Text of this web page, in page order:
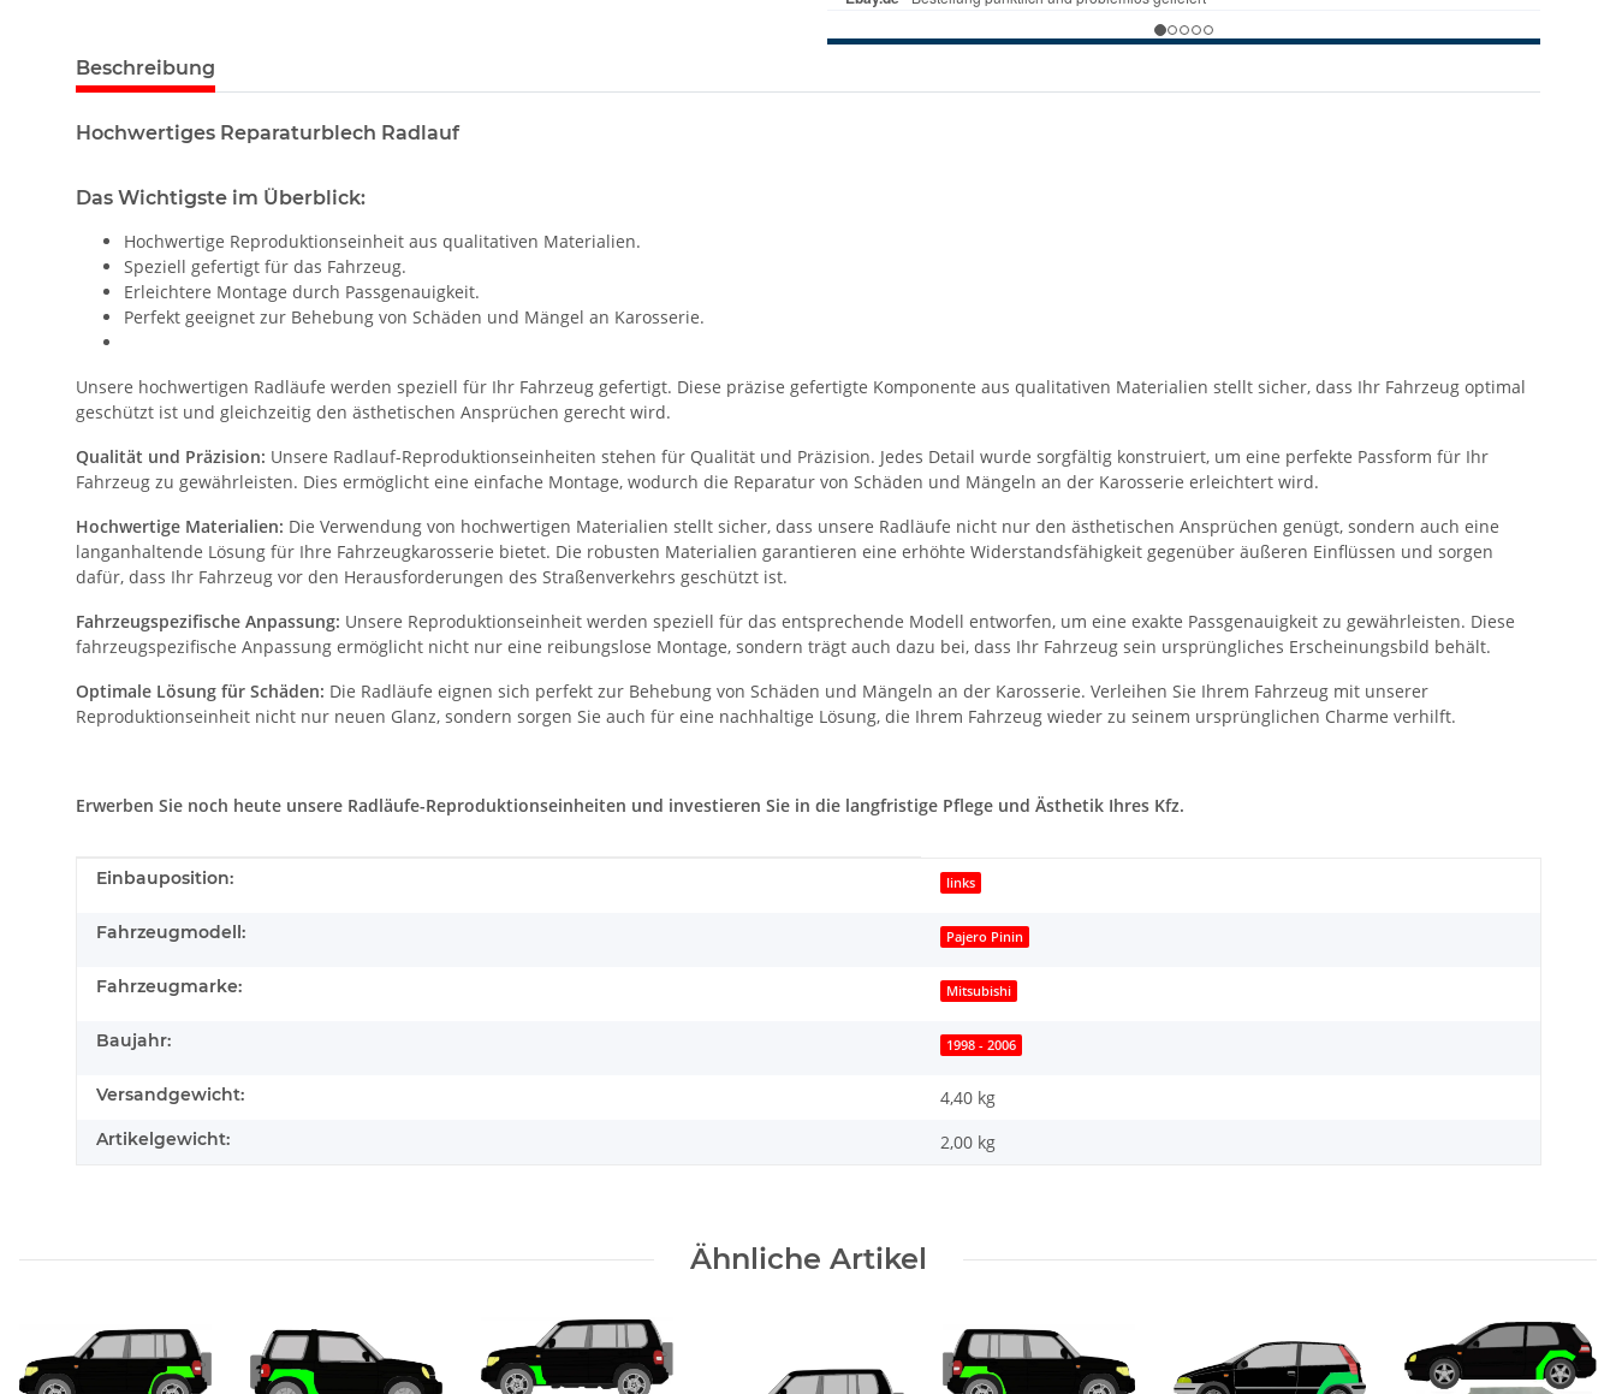
Beschreibung
Hochwertiges Reparaturblech Radlauf
Das Wichtigste im Überblick:
Hochwertige Reproduktionseinheit aus qualitativen Materialien.
Speziell gefertigt für das Fahrzeug.
Erleichtere Montage durch Passgenauigkeit.
Perfekt geeignet zur Behebung von Schäden und Mängel an Karosserie.
Unsere hochwertigen Radläufe werden speziell für Ihr Fahrzeug gefertigt. Diese präzise gefertigte Komponente aus qualitativen Materialien stellt sicher, dass Ihr Fahrzeug optimal
geschützt ist und gleichzeitig den ästhetischen Ansprüchen gerecht wird.
Qualität und Präzision: Unsere Radlauf-Reproduktionseinheiten stehen für Qualität und Präzision. Jedes Detail wurde sorgfältig konstruiert, um eine perfekte Passform für Ihr
Fahrzeug zu gewährleisten. Dies ermöglicht eine einfache Montage, wodurch die Reparatur von Schäden und Mängeln an der Karosserie erleichtert wird.
Hochwertige Materialien: Die Verwendung von hochwertigen Materialien stellt sicher, dass unsere Radläufe nicht nur den ästhetischen Ansprüchen genügt, sondern auch eine
langanhaltende Lösung für Ihre Fahrzeugkarosserie bietet. Die robusten Materialien garantieren eine erhöhte Widerstandsfähigkeit gegenüber äußeren Einflüssen und sorgen
dafür, dass Ihr Fahrzeug vor den Herausforderungen des Straßenverkehrs geschützt ist.
Fahrzeugspezifische Anpassung: Unsere Reproduktionseinheit werden speziell für das entsprechende Modell entworfen, um eine exakte Passgenauigkeit zu gewährleisten. Diese
fahrzeugspezifische Anpassung ermöglicht nicht nur eine reibungslose Montage, sondern trägt auch dazu bei, dass Ihr Fahrzeug sein ursprüngliches Erscheinungsbild behält.
Optimale Lösung für Schäden: Die Radläufe eignen sich perfekt zur Behebung von Schäden und Mängeln an der Karosserie. Verleihen Sie Ihrem Fahrzeug mit unserer
Reproduktionseinheit nicht nur neuen Glanz, sondern sorgen Sie auch für eine nachhaltige Lösung, die Ihrem Fahrzeug wieder zu seinem ursprünglichen Charme verhilft.
Erwerben Sie noch heute unsere Radläufe-Reproduktionseinheiten und investieren Sie in die langfristige Pflege und Ästhetik Ihres Kfz.
Produkteigenschaft
Wert
Einbauposition: links
Fahrzeugmodell: Pajero Pinin
Fahrzeugmarke: Mitsubishi
Baujahr: 1998 - 2006
Versandgewicht: 4,40 kg
Artikelgewicht: 2,00 kg
Ähnliche Artikel